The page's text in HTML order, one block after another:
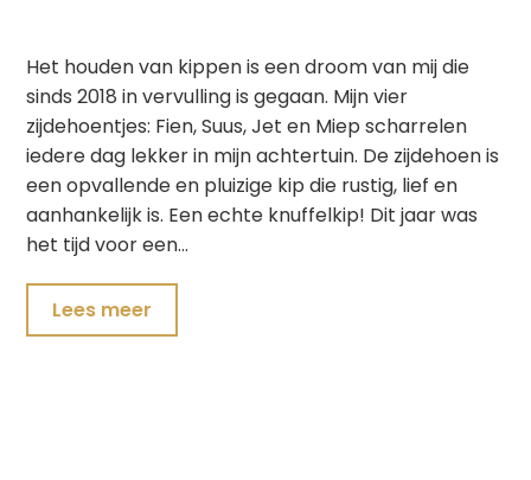
Het houden van kippen is een droom van mij die
sinds 2018 in vervulling is gegaan. Mijn vier
zijdehoentjes: Fien, Suus, Jet en Miep scharrelen
iedere dag lekker in mijn achtertuin. De zijdehoen is
een opvallende en pluizige kip die rustig, lief en
aanhankelijk is. Een echte knuffelkip! Dit jaar was
het tijd voor een…
Lees meer